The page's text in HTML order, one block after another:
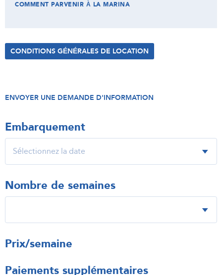
COMMENT PARVENIR À LA MARINA
CONDITIONS GÉNÉRALES DE LOCATION
ENVOYER UNE DEMANDE D'INFORMATION
Embarquement
Nombre de semaines
Prix/semaine
Paiements supplémentaires